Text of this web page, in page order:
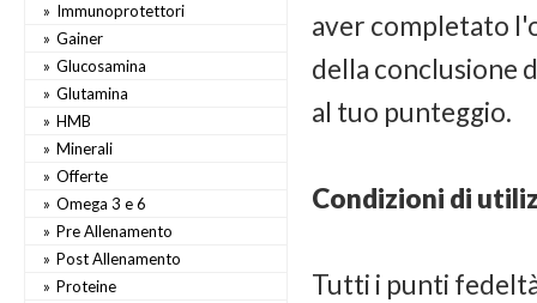
Immunoprotettori
Gainer
Glucosamina
Glutamina
HMB
Minerali
Offerte
Omega 3 e 6
Pre Allenamento
Post Allenamento
Proteine
aver completato
della conclusione
al tuo punteggio.
Condizioni di
Tutti i punti